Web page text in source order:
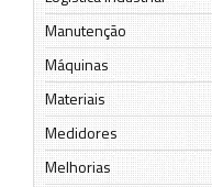
Manutenção
Máquinas
Materiais
Medidores
Melhorias